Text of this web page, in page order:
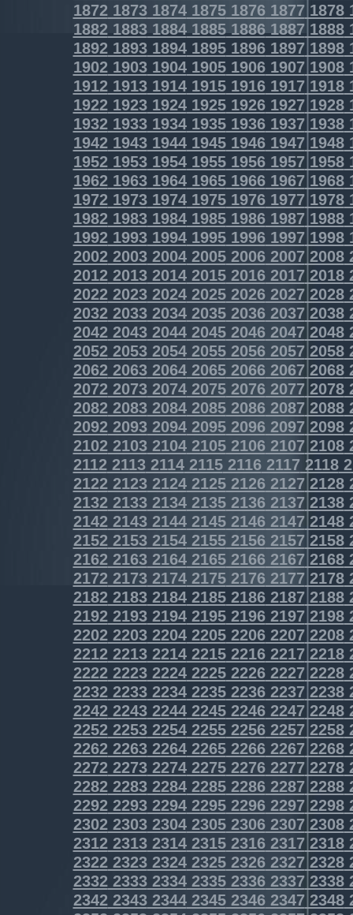
187218731874187518761877 1878
1882188318841885188618871888
1892189318941895189618971898
1902190319041905190619071908
1912191319141915191619171918
1922192319241925192619271928
1932193319341935193619371938
1942194319441945194619471948
1952195319541955195619571958
1962196319641965196619671968
1972197319741975197619771978
1982198319841985198619871988
1992199319941995199619971998
2002200320042005200620072008
2012201320142015201620172018
2022202320242025202620272028
2032203320342035203620372038
2042204320442045204620472048
2052205320542055205620572058
2062206320642065206620672068
2072207320742075207620772078
2082208320842085208620872088
2092209320942095209620972098
2102210321042105210621072108
211221132114211521162117 2118
2122212321242125212621272128
2132213321342135213621372138
2142214321442145214621472148
215221532154215521562157 2158
216221632164216521662167 2168
217221732174217521762177 2178
2182218321842185218621872188
2192219321942195219621972198
2202220322042205220622072208
2212221322142215221622172218
2222222322242225222622272228
2232223322342235223622372238
2242224322442245224622472248
2252225322542255225622572258
2262226322642265226622672268
2272227322742275227622772278
2282228322842285228622872288
2292229322942295229622972298
2302230323042305230623072308
2312231323142315231623172318
2322232323242325232623272328
2332233323342335233623372338
2342234323442345234623472348